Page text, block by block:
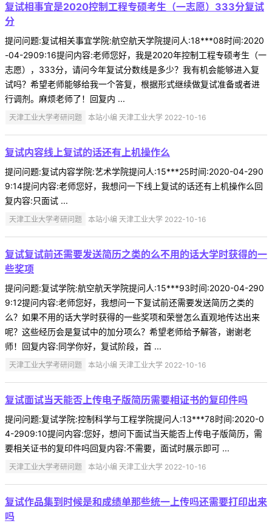
复试相事宜是2020控制工程专硕考生（一志愿）333分复试
分
提问问题:复试相关事宜学院:航空航天学院提问人:18***08时间:2020
-04-2909:16提问内容:老师您好，我是2020年控制工程专硕考生（一
志愿），333分，请问今年复试分数线是多少？我有机会能够进入复
试吗？希望老师能够给我一个答复，根据形式继续做复试准备或者进
行调剂。麻烦老师了！回复内 ...
天津工业大学考研问题 本站小编 天津工业大学 2022-10-16
复试内容线上复试的话还有上机操作么
提问问题:复试内容学院:艺术学院提问人:15***25时间:2020-04-290
9:14提问内容:老师您好，我想问一下线上复试的话还有上机操作么回
复内容:只面试 ...
天津工业大学考研问题 本站小编 天津工业大学 2022-10-16
复试复试前还需要发送简历之类的么不用的话大学时获得的一
些奖项
提问问题:复试学院:航空航天学院提问人:15***93时间:2020-04-290
9:12提问内容:老师您好，我想问一下复试前还需要发送简历之类的
么？如果不用的话大学时获得的一些奖项和荣誉怎么直观地传达出来
呢？这些经历会是复试中的加分项么？希望老师给予解答，谢谢老
师！回复内容:同学你好，复试阶段，首 ...
天津工业大学考研问题 本站小编 天津工业大学 2022-10-16
复试面试当天能否上传电子版简历需要相证书的复印件吗
提问问题:复试学院:控制科学与工程学院提问人:13***78时间:2020-0
4-2909:10提问内容:您好，想问下面试当天能否上传电子版简历，需
要相关证书的复印件吗回复内容:不需要，面试时展示即可 ...
天津工业大学考研问题 本站小编 天津工业大学 2022-10-16
复试作品集到时候是和成绩单那些统一上传吗还需要打印出来
吗